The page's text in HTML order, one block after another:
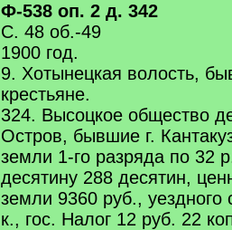
Ф-538 оп. 2 д. 342
С. 48 об.-49
1900 год.
9. Хотынецкая волость,
крестьяне.
324. Высоцкое общество
Остров, бывшие г.
земли 1-го разряда по 32
десятину 288 десятин,
земли 9360 руб., уездного
к., гос. Налог 12 руб. 22